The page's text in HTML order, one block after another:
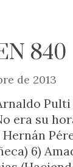
840
de 2013
era su
6)